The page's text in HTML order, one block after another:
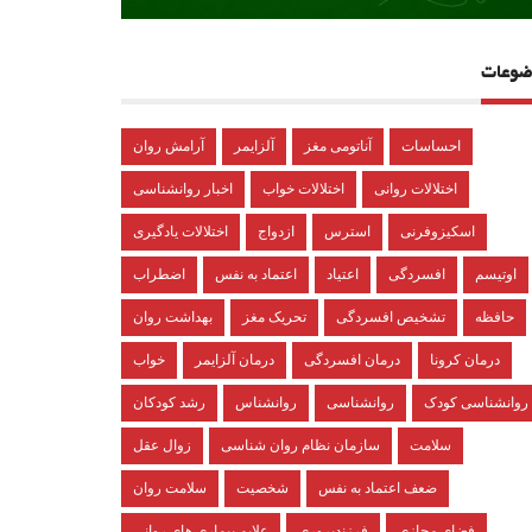
آرامش روان آلزایمر آناتومی مغز احساسات
اخبار روانشناسی اختلالات خواب اختلالات روانی
اختلالات یادگیری ازدواج استرس اسکیزوفرنی
اضطراب اعتماد به نفس اعتیاد افسردگی اوتیسم
بهداشت روان تحریک مغز تشخیص افسردگی حافظه
خواب درمان آلزایمر درمان افسردگی درمان کرونا
رشد کودکان روانشناس روانشناسی روانشناسی کودک
زوال عقل سازمان نظام روان شناسی سلامت
سلامت روان شخصیت ضعف اعتماد به نفس